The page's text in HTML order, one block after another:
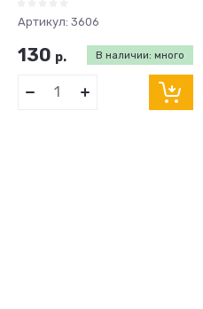
Артикул: 3606
В наличии: много
130 р.